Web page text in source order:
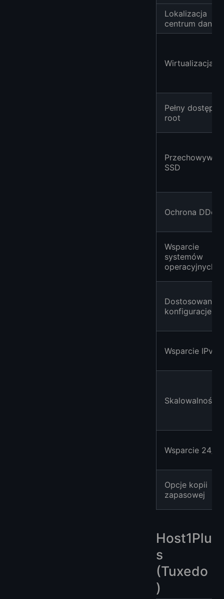
Lokalizacja
centrum
Wirtualizacja
Pełny dostęp
root
SSD
Ochrona DDoS
Wsparcie
systemów
operacyjnych
Dostosowane
konfiguracje
Wsparcie IPv6
Skalowalność
Wsparcie 24/7
Opcje kopii
zapasowej
Host1Plu
s
(Tuxedo
)